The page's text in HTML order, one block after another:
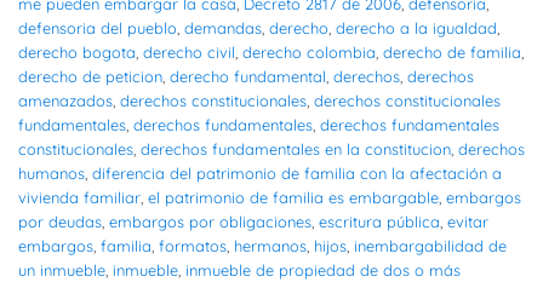
defensoria del pueblo demandas derecho derecho a la igualdad
derecho bogota derecho civil derecho colombia derecho de familia
derecho de peticion derecho fundamental derechos derechos
amenazados derechos constitucionales derechos constitucionales
fundamentales derechos fundamentales derechos fundamentales
constitucionales derechos fundamentales en la constitucion derechos
humanos diferencia del patrimonio de familia con la afectación a
vivienda familiar el patrimonio de familia es embargable embargos
por deudas embargos por obligaciones escritura pública evitar
embargos familia formatos hermanos hijos inembargabilidad de
un inmueble inmueble inmueble de propiedad de dos o más